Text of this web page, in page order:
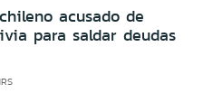
acusado de
para saldar deudas